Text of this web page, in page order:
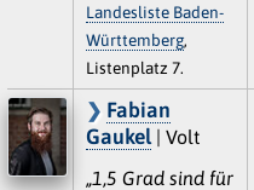
Landesliste Baden-
Württemberg,
Listenplatz 7.
Fabian
Gaukel | Volt
„1,5 Grad sind für